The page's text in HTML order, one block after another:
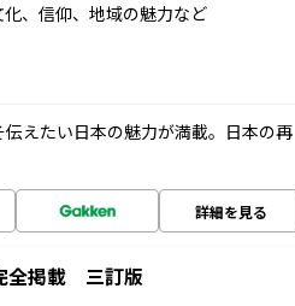
、信仰、地域の魅力など
えたい日本の魅力が満載。日本の再
詳細を見る
全掲載 三訂版